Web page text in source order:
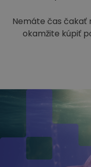
Nemáte čas čakať
okamžite kúpiť